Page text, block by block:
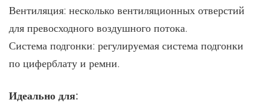
Вентиляция: несколько вентиляционных отверстий
для превосходного воздушного потока.
Система подгонки: регулируемая система подгонки
по циферблату и ремни.
Идеально для: